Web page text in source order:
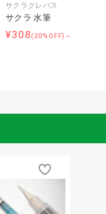
サクラクレパス
サクラ 水筆
¥308(20%OFF)～